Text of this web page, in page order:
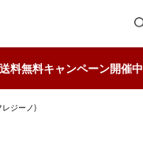
送料無料キャンペーン開催中
ジーノ)